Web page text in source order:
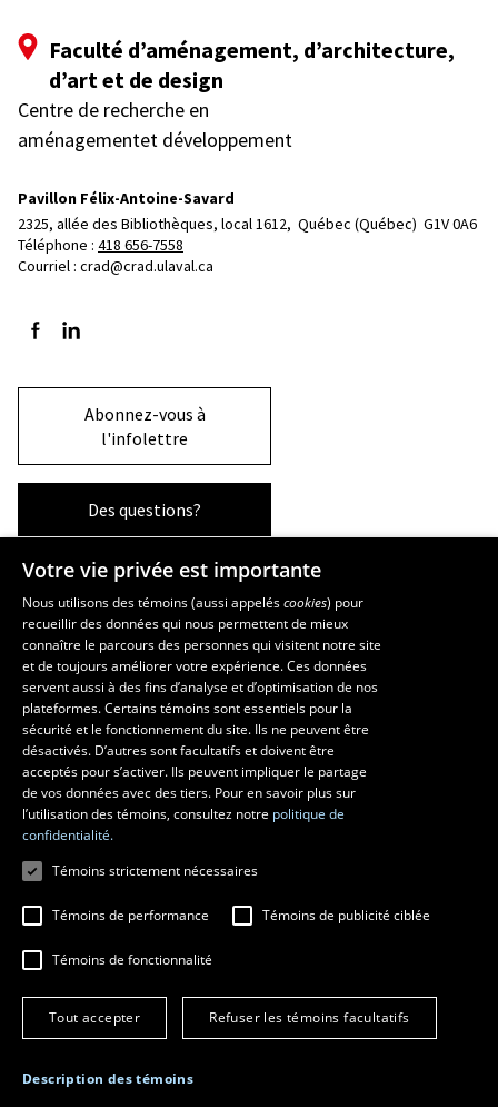
Faculté d’aménagement, d’architecture,
d’art et de design
Centre de recherche en
aménagementet développement
Pavillon Félix-Antoine-Savard
2325, allée des Bibliothèques, local 1612, Québec (Québec)  G1V 0A6
Téléphone : 418 656-7558
Courriel : crad@crad.ulaval.ca
Suivez-nous sur Facebook
Suivez-nous sur LinkedIn
Abonnez-vous à
l'infolettre
Des questions?
La Faculté et ses écoles
Faculté d’aménagement, d’architecture, d’art et de design
École d’art
École supérieure d’aménagement du territoire et de développement
régional
École d’architecture
École de design
© 2026 Université Laval
Tous droits réservés
Conditions générales d'utilisation
Fraude en ligne
Paramétrer les témoins
Votre vie privée est importante
Nous utilisons des témoins (aussi appeléscookies) pour
recueillir des données qui nous permettent de mieux
connaître le parcours des personnes qui visitent notre site
et de toujours améliorer votre expérience. Ces données
servent aussi à des fins d’analyse et d’optimisation de nos
plateformes. Certains témoins sont essentiels pour la
sécurité et le fonctionnement du site. Ils ne peuvent être
désactivés. D’autres sont facultatifs et doivent être
acceptés pour s’activer. Ils peuvent impliquer le partage
de vos données avec des tiers. Pour en savoir plus sur
l’utilisation des témoins, consultez notre politique de
confidentialité.
Témoins strictement nécessaires
Témoins de performance Témoins de publicité ciblée
Témoins de fonctionnalité
Tout accepter Refuser les témoins facultatifs
Description des témoins